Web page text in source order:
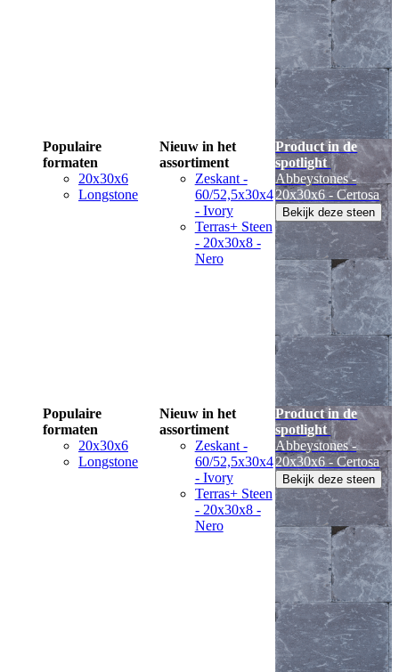
Populaire
formaten
20x30x6
Longstone
Nieuw in het
assortiment
Zeskant -
60/52,5x30x4
- Ivory
Terras+ Steen
- 20x30x8 -
Nero
Product in de
spotlight
Abbeystones -
20x30x6 - Certosa
Bekijk deze steen
Populaire
formaten
20x30x6
Longstone
Nieuw in het
assortiment
Zeskant -
60/52,5x30x4
- Ivory
Terras+ Steen
- 20x30x8 -
Nero
Product in de
spotlight
Abbeystones -
20x30x6 - Certosa
Bekijk deze steen